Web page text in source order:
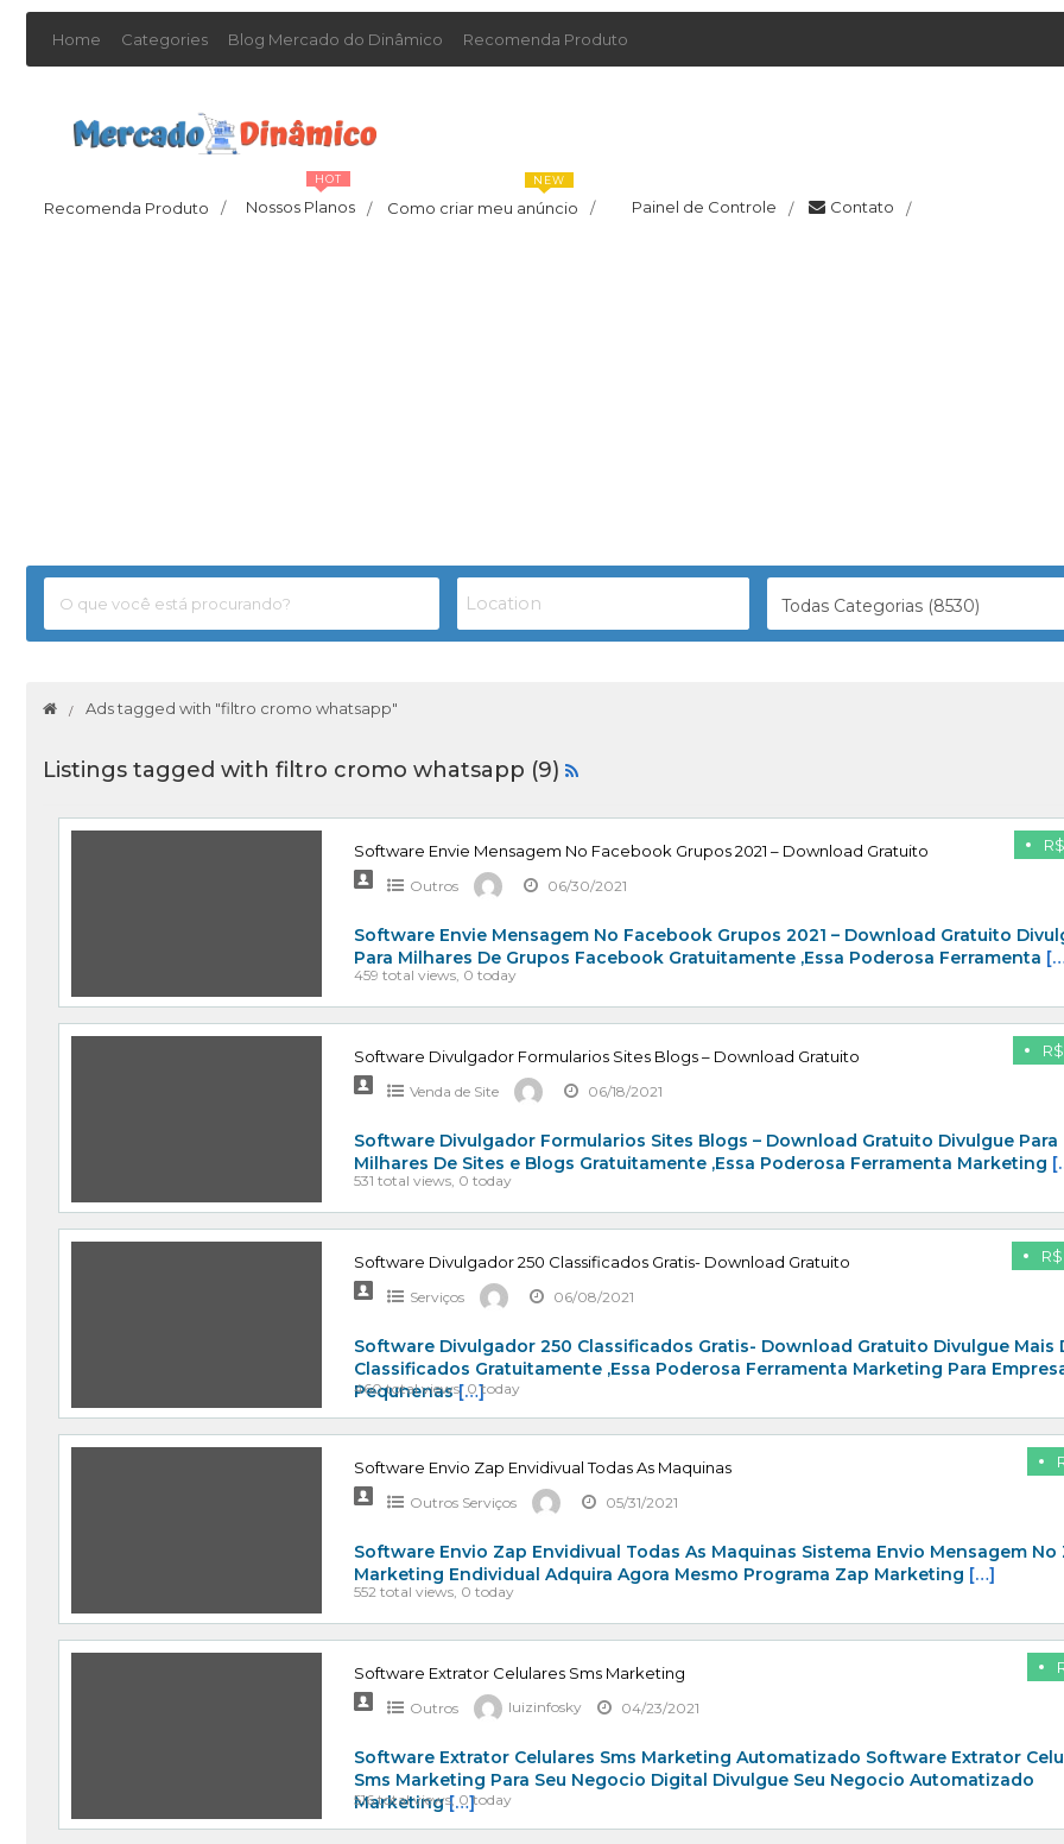
Home Categories Blog Mercado do Dinâmico Recomenda Produto
Recomenda Produto / Nossos Planos /
HOT
Como criar meu anúncio /
NEW
Painel de Controle / Contato /
Todas Categorias (8530)
Ads tagged with "filtro cromo whatsapp"
Listings tagged with filtro cromo whatsapp (9)
Software Envie Mensagem No Facebook Grupos 2021 – Download Gratuito
Outros 06/30/2021
Software Envie Mensagem No Facebook Grupos 2021 – Download Gratuito
Para Milhares De Grupos Facebook Gratuitamente ,Essa Poderosa Ferramenta
459 total views, 0 today
Software Divulgador Formularios Sites Blogs – Download Gratuito
Venda de Site 06/18/2021
Software Divulgador Formularios Sites Blogs – Download Gratuito Divulgue Para
Milhares De Sites e Blogs Gratuitamente ,Essa Poderosa Ferramenta Marketing
531 total views, 0 today
Software Divulgador 250 Classificados Gratis- Download Gratuito
Serviços 06/08/2021
Software Divulgador 250 Classificados Gratis- Download Gratuito Divulgue Mais
Classificados Gratuitamente ,Essa Poderosa Ferramenta Marketing Para
Pequnenas[…]
460 total views, 0 today
Software Envio Zap Envidivual Todas As Maquinas
Outros Serviços 05/31/2021
Software Envio Zap Envidivual Todas As Maquinas Sistema Envio Mensagem No
Marketing Endividual Adquira Agora Mesmo Programa Zap Marketing […]
552 total views, 0 today
Software Extrator Celulares Sms Marketing
Outros luizinfosky 04/23/2021
Software Extrator Celulares Sms Marketing Automatizado Software Extrator
Sms Marketing Para Seu Negocio Digital Divulgue Seu Negocio Automatizado
Marketing[…]
516 total views, 0 today